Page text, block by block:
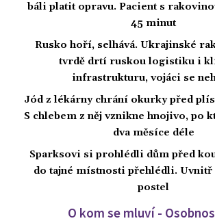
báli platit opravu. Pacient s
45 minut
Rusko hoří, selhává. Ukrajinské
tvrdě drtí ruskou logistiku i
infrastrukturu, vojáci se
Jód z lékárny chrání okurky před
S chlebem z něj vznikne hnojivo, po
dva měsíce déle
Sparksovi si prohlédli dům před
do tajné místnosti přehlédli. Uvnitř
postel
O kom se mluví -